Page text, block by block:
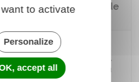
y a-t-il changement de
bâtiment ?
destination lorsque vous
à une autre destination,
habitation à un commerce ou
to activate
Personalize
accept all